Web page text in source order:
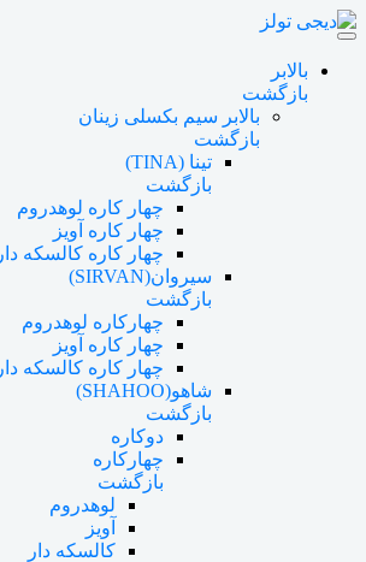
بالابر
بازگشت
بالابر سیم بکسلی زینان
بازگشت
تینا (TINA)
بازگشت
چهار کاره لوهدروم
چهار کاره آویز
چهار کاره کالسکه دار
سیروان(SIRVAN)
بازگشت
چهارکاره لوهدروم
چهار کاره آویز
چهار کاره کالسکه دار
شاهو(SHAHOO)
بازگشت
دوکاره
چهارکاره
بازگشت
لوهدروم
آویز
کالسکه دار